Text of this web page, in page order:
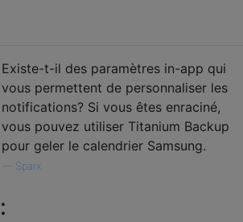
Existe-t-il des paramètres in-app qui
vous permettent de personnaliser les
notifications? Si vous êtes enraciné,
vous pouvez utiliser Titanium Backup
pour geler le calendrier Samsung.
Sparx